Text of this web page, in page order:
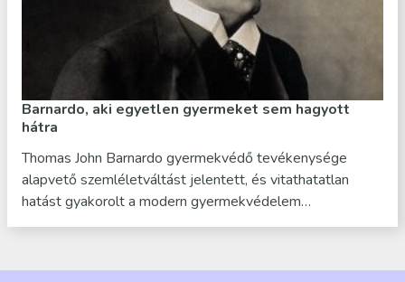
Barnardo, aki egyetlen gyermeket sem hagyott
hátra
Thomas John Barnardo gyermekvédő tevékenysége
alapvető szemléletváltást jelentett, és vitathatatlan
hatást gyakorolt a modern gyermekvédelem…